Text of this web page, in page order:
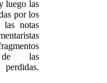
luego las
por los
las notas
de las